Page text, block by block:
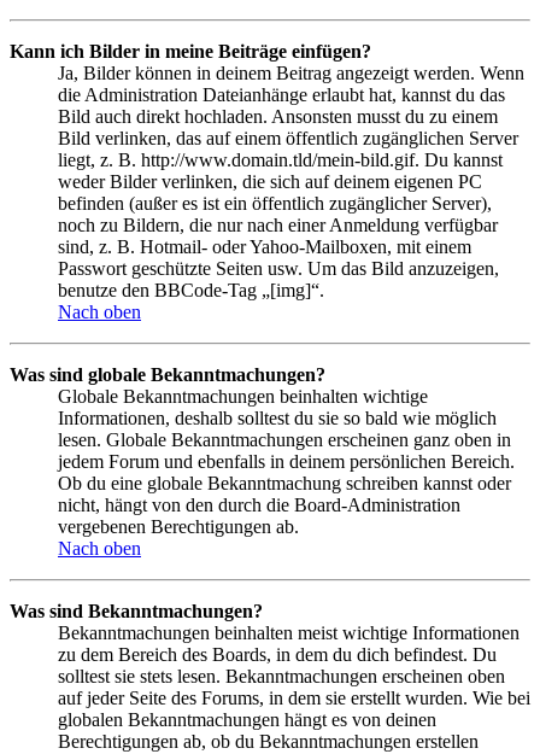
Kann ich Bilder in meine Beiträge einfügen?
Ja, Bilder können in deinem Beitrag angezeigt werden. Wenn
die Administration Dateianhänge erlaubt hat, kannst du das
Bild auch direkt hochladen. Ansonsten musst du zu einem
Bild verlinken, das auf einem öffentlich zugänglichen Server
liegt, z. B. http://www.domain.tld/mein-bild.gif. Du kannst
weder Bilder verlinken, die sich auf deinem eigenen PC
befinden (außer es ist ein öffentlich zugänglicher Server),
noch zu Bildern, die nur nach einer Anmeldung verfügbar
sind, z. B. Hotmail- oder Yahoo-Mailboxen, mit einem
Passwort geschützte Seiten usw. Um das Bild anzuzeigen,
benutze den BBCode-Tag „[img]“.
Nach oben
Was sind globale Bekanntmachungen?
Globale Bekanntmachungen beinhalten wichtige
Informationen, deshalb solltest du sie so bald wie möglich
lesen. Globale Bekanntmachungen erscheinen ganz oben in
jedem Forum und ebenfalls in deinem persönlichen Bereich.
Ob du eine globale Bekanntmachung schreiben kannst oder
nicht, hängt von den durch die Board-Administration
vergebenen Berechtigungen ab.
Nach oben
Was sind Bekanntmachungen?
Bekanntmachungen beinhalten meist wichtige Informationen
zu dem Bereich des Boards, in dem du dich befindest. Du
solltest sie stets lesen. Bekanntmachungen erscheinen oben
auf jeder Seite des Forums, in dem sie erstellt wurden. Wie bei
globalen Bekanntmachungen hängt es von deinen
Berechtigungen ab, ob du Bekanntmachungen erstellen